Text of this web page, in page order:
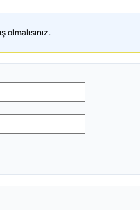
olmalısınız.